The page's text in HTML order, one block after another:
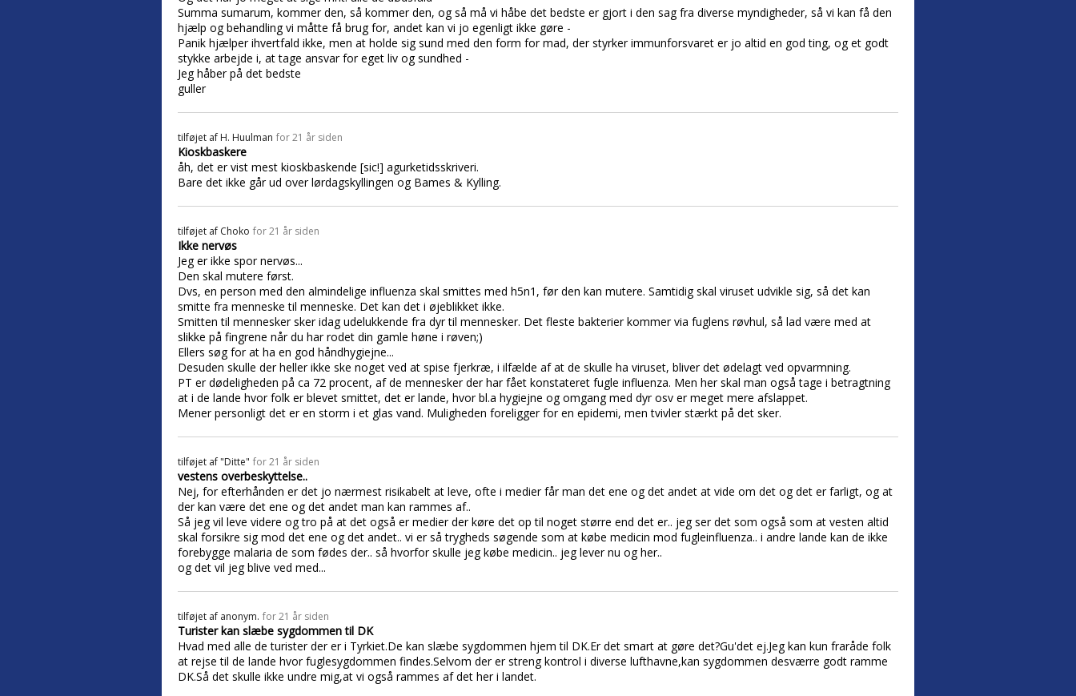
Summa sumarum, kommer den, så kommer den, og så må vi håbe det bedste er gjort i den sag fra diverse myndigheder, så vi kan få den
hjælp og behandling vi måtte få brug for, andet kan vi jo egenligt ikke gøre -
Panik hjælper ihvertfald ikke, men at holde sig sund med den form for mad, der styrker immunforsvaret er jo altid en god ting, og et godt
stykke arbejde i, at tage ansvar for eget liv og sundhed -
Jeg håber på det bedste
guller
tilføjet af H. Huulman for 21 år siden
Kioskbaskere
åh, det er vist mest kioskbaskende [sic!] agurketidsskriveri.
Bare det ikke går ud over lørdagskyllingen og Bames & Kylling.
tilføjet af Choko for 21 år siden
Ikke nervøs
Jeg er ikke spor nervøs...
Den skal mutere først.
Dvs, en person med den almindelige influenza skal smittes med h5n1, før den kan mutere. Samtidig skal viruset udvikle sig, så det kan
smitte fra menneske til menneske. Det kan det i øjeblikket ikke.
Smitten til mennesker sker idag udelukkende fra dyr til mennesker. Det fleste bakterier kommer via fuglens røvhul, så lad være med at
slikke på fingrene når du har rodet din gamle høne i røven;)
Ellers søg for at ha en god håndhygiejne...
Desuden skulle der heller ikke ske noget ved at spise fjerkræ, i ilfælde af at de skulle ha viruset, bliver det ødelagt ved opvarmning.
PT er dødeligheden på ca 72 procent, af de mennesker der har fået konstateret fugle influenza. Men her skal man også tage i betragtning
at i de lande hvor folk er blevet smittet, det er lande, hvor bl.a hygiejne og omgang med dyr osv er meget mere afslappet.
Mener personligt det er en storm i et glas vand. Muligheden foreligger for en epidemi, men tvivler stærkt på det sker.
tilføjet af "Ditte" for 21 år siden
vestens overbeskyttelse..
Nej, for efterhånden er det jo nærmest risikabelt at leve, ofte i medier får man det ene og det andet at vide om det og det er farligt, og at
der kan være det ene og det andet man kan rammes af..
Så jeg vil leve videre og tro på at det også er medier der køre det op til noget større end det er.. jeg ser det som også som at vesten altid
skal forsikre sig mod det ene og det andet.. vi er så trygheds søgende som at købe medicin mod fugleinfluenza.. i andre lande kan de ikke
forebygge malaria de som fødes der.. så hvorfor skulle jeg købe medicin.. jeg lever nu og her..
og det vil jeg blive ved med...
tilføjet af anonym. for 21 år siden
Turister kan slæbe sygdommen til DK
Hvad med alle de turister der er i Tyrkiet.De kan slæbe sygdommen hjem til DK.Er det smart at gøre det?Gu'det ej.Jeg kan kun fraråde folk
at rejse til de lande hvor fuglesygdommen findes.Selvom der er streng kontrol i diverse lufthavne,kan sygdommen desværre godt ramme
DK.Så det skulle ikke undre mig,at vi også rammes af det her i landet.